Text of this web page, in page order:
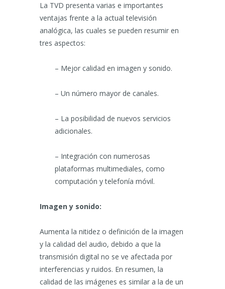
La TVD presenta varias e importantes
ventajas frente a la actual televisión
analógica, las cuales se pueden resumir en
tres aspectos:
– Mejor calidad en imagen y sonido.
– Un número mayor de canales.
– La posibilidad de nuevos servicios
adicionales.
– Integración con numerosas
plataformas multimediales, como
computación y telefonía móvil.
Imagen y sonido:
Aumenta la nitidez o definición de la imagen
y la calidad del audio, debido a que la
transmisión digital no se ve afectada por
interferencias y ruidos. En resumen, la
calidad de las imágenes es similar a la de un